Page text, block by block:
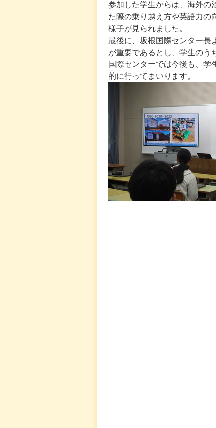
参加した学生からは、海外の
た際の乗り越え方や英語力の
様子が見られました。
最後に、坂根国際センター長
が重要であるとし、学生のう
国際センターでは今後も、学
的に行ってまいります。